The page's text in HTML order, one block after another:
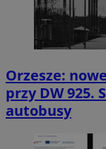
Orzesze:
przy DW 925.
autobusy